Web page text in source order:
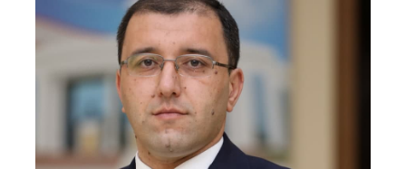
Выберите тему — затем появятся
конкретные вопросы:
1. Документы (бакалавр) (5)
3. Собеседование (бакалавр) (8)
4. Собеседование (магистр) (5)